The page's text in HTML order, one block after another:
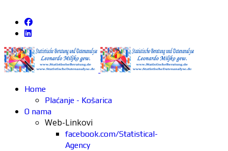
Home
Plaćanje - Košarica
O nama
Web-Linkovi
facebook.com/Statistical-
Agency